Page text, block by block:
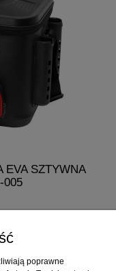
EVA SZTYWNA
005
poprawne